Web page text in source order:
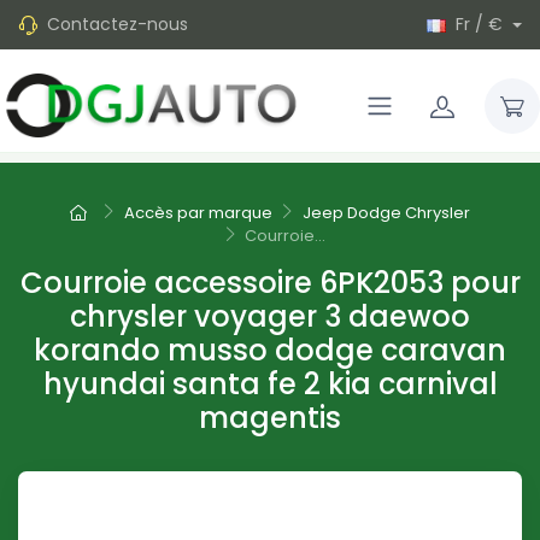
Contactez-nous Fr / €
Accès par marque
Jeep Dodge Chrysler
Courroie...
Courroie accessoire 6PK2053 pour
chrysler voyager 3 daewoo
korando musso dodge caravan
hyundai santa fe 2 kia carnival
magentis